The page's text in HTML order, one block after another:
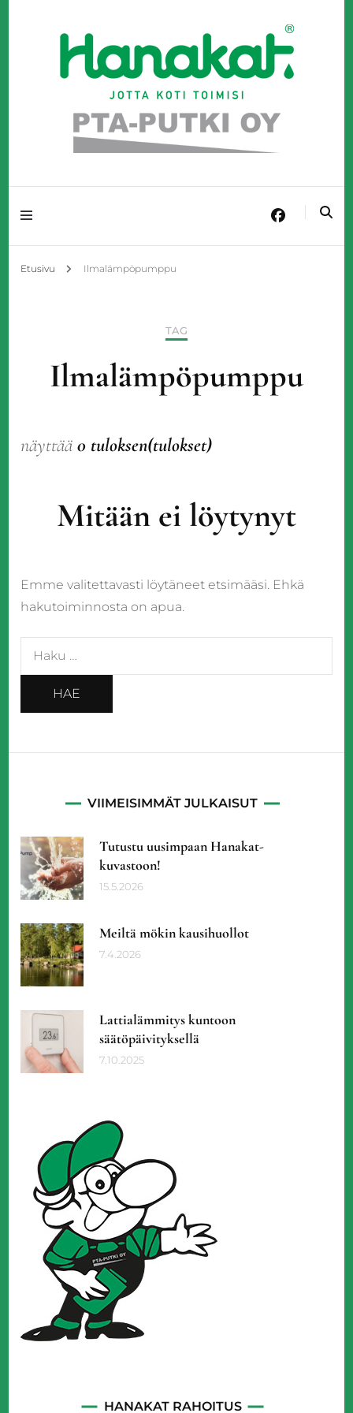
PTA-Putki Oy
Etusivu Ilmalämpöpumppu
TAG
Ilmalämpöpumppu
näyttää0 tuloksen(tulokset)
Mitään ei löytynyt
Emme valitettavasti löytäneet etsimääsi. Ehkä
hakutoiminnosta on apua.
Haku:
VIIMEISIMMÄT JULKAISUT
Tutustu uusimpaan Hanakat-
kuvastoon!
15.5.2026
Meiltä mökin kausihuollot
7.4.2026
Lattialämmitys kuntoon
säätöpäivityksellä
7.10.2025
HANAKAT RAHOITUS